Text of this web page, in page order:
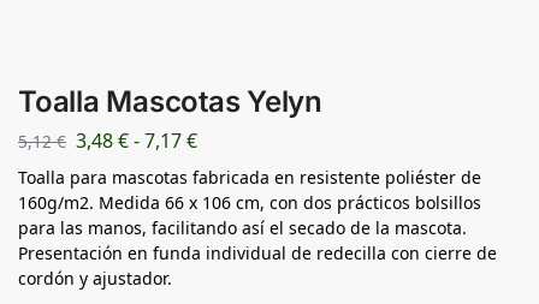
Toalla Mascotas Yelyn
5,12€ 3,48€-7,17€
Toalla para mascotas fabricada en resistente poliéster de
160g/m2. Medida 66 x 106 cm, con dos prácticos bolsillos
para las manos, facilitando así el secado de la mascota.
Presentación en funda individual de redecilla con cierre de
cordón y ajustador.